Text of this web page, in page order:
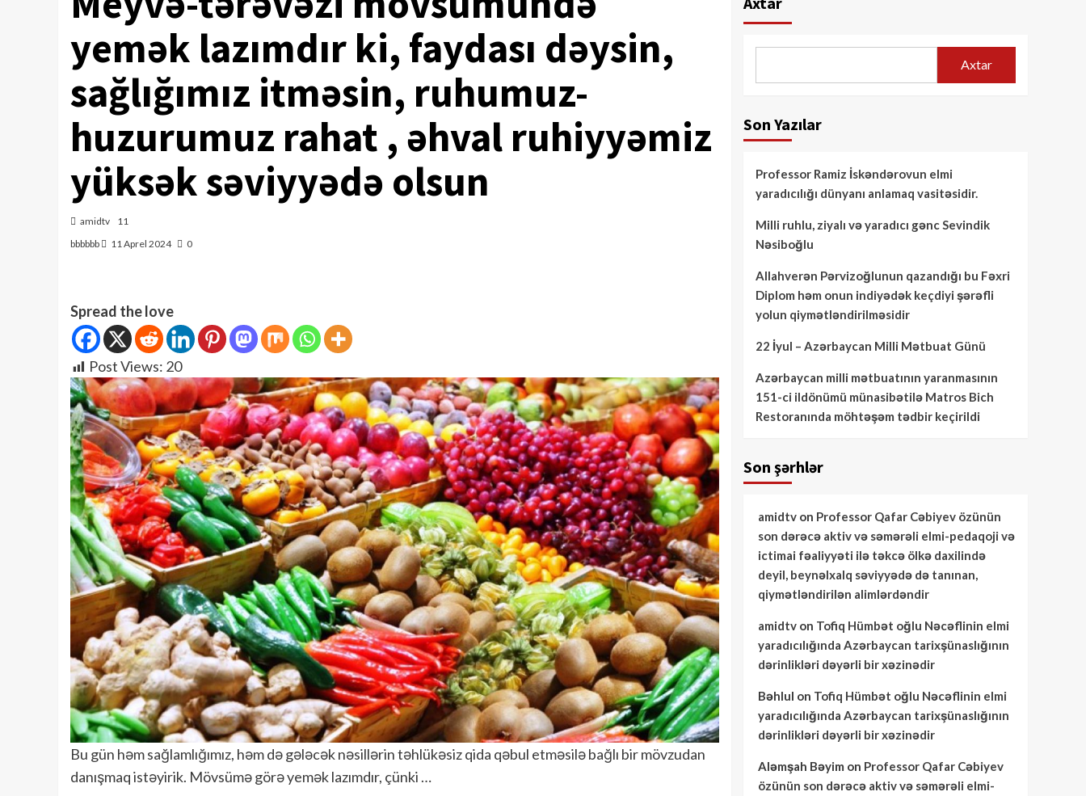
yemək lazımdır ki, faydası dəysin,
sağlığımız itməsin, ruhumuz-
huzurumuz rahat , əhval ruhiyyəmiz
yüksək səviyyədə olsun
amidtv
11
bbbbbb
11 Aprel 2024 0
Spread the love
Post Views: 20
Bu gün həm sağlamlığımız, həm də gələcək nəsillərin təhlükəsiz qida qəbul etməsilə bağlı bir mövzudan
danışmaq istəyirik. Mövsümə görə yemək lazımdır, çünki …
Axtar
Son Yazılar
Professor Ramiz İskəndərovun elmi
yaradıcılığı dünyanı anlamaq vasitəsidir.
Milli ruhlu, ziyalı və yaradıcı gənc Sevindik
Nəsiboğlu
Allahverən Pərvizoğlunun qazandığı bu Fəxri
Diplom həm onun indiyədək keçdiyi şərəfli
yolun qiymətləndirilməsidir
22 İyul – Azərbaycan Milli Mətbuat Günü
Azərbaycan milli mətbuatının yaranmasının
151-ci ildönümü münasibətilə Matros Bich
Restoranında möhtəşəm tədbir keçirildi
Son şərhlər
amidtvon Professor Qafar Cəbiyev özünün
son dərəcə aktiv və səmərəli elmi-pedaqoji və
ictimai fəaliyyəti ilə təkcə ölkə daxilində
deyil, beynəlxalq səviyyədə də tanınan,
qiymətləndirilən alimlərdəndir
amidtvon Tofiq Hümbət oğlu Nəcəflinin elmi
yaradıcılığında Azərbaycan tarixşünaslığının
dərinlikləri dəyərli bir xəzinədir
Bəhlul on Tofiq Hümbət oğlu Nəcəflinin elmi
yaradıcılığında Azərbaycan tarixşünaslığının
dərinlikləri dəyərli bir xəzinədir
Aləmşah Bəyim on Professor Qafar Cəbiyev
özünün son dərəcə aktiv və səmərəli elmi-